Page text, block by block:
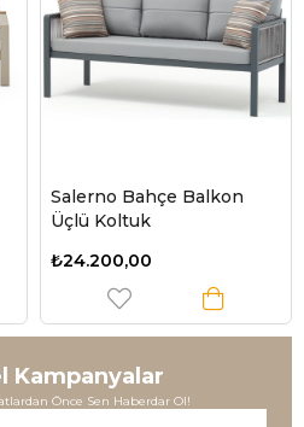
Salerno Bahçe Balkon
Üçlü Koltuk
₺24.200,00
Kampanyalar
Önce Sen Haberdar Ol!